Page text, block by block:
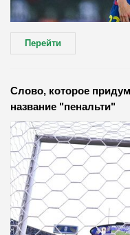
Перейти
Слово, которое
название "пенальти"